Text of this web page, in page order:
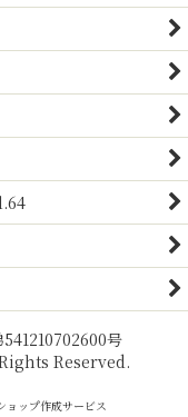
号
Reserved.
ョップ作成サービス